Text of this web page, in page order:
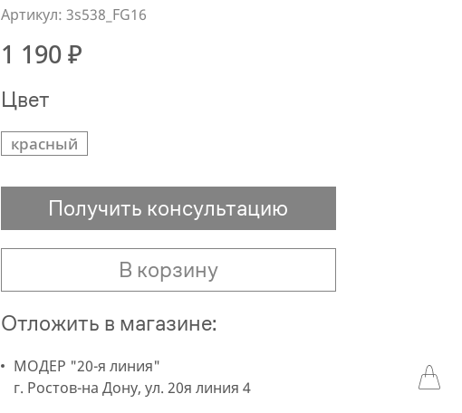
Артикул: 3s538_FG16
1 190 ₽
Цвет
красный
Получить консультацию
В корзину
Отложить в магазине:
МОДЕР "20-я линия"
г. Ростов-на Дону, ул. 20я линия 4